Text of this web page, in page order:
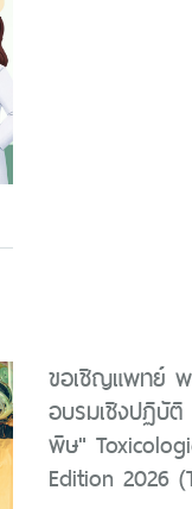
ขอเชิญแพทย์ พ
อบรมเชิงปฏิบั
พิษ"
Edition 2026